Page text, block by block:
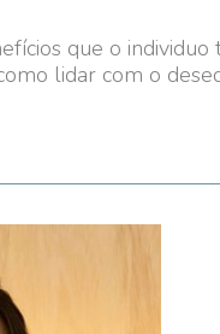
que o
lidar com o